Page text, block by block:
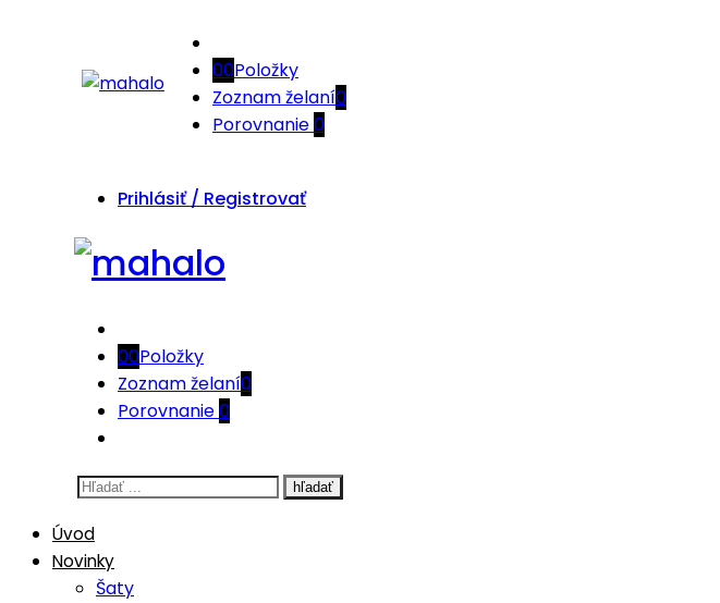
00Položky
Zoznam želaní0
Porovnanie0
Prihlásiť / Registrovať
00Položky
Zoznam želaní0
Porovnanie0
Vyhľadávanie
Úvod
Novinky
Šaty